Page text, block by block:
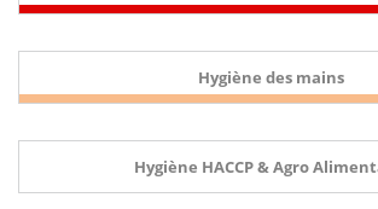
Hygiène des mains
Hygiène HACCP & Agro